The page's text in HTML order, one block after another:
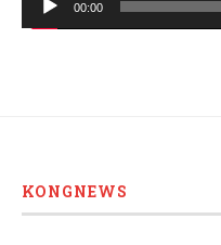
00:00
KONGNEWS